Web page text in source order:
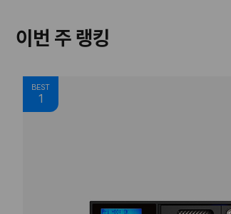
이번 주 랭킹
BEST
1